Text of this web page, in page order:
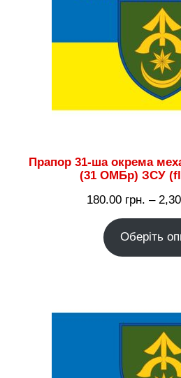
Прапор 31-ша окрема
(31 ОМБр) ЗСУ
180.00 грн. –
Оберіть